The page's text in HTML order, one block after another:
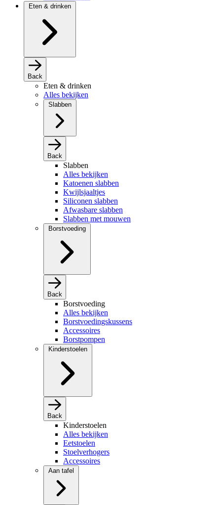
Eten & drinken
Back
Eten & drinken
Alles bekijken
Slabben
Back
Slabben
Alles bekijken
Katoenen slabben
Kwijlsjaaltjes
Siliconen slabben
Afwasbare slabben
Slabben met mouwen
Borstvoeding
Back
Borstvoeding
Alles bekijken
Borstvoedingskussens
Accessoires
Borstpompen
Kinderstoelen
Back
Kinderstoelen
Alles bekijken
Eetstoelen
Stoelverhogers
Accessoires
Aan tafel